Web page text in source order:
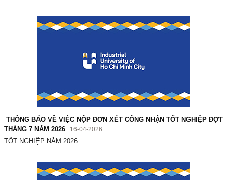
THÔNG BÁO VỀ VIỆC NỘP ĐƠN XÉT CÔNG NHẬN TỐT NGHIỆP ĐỢT
THÁNG 7 NĂM 2026
16-04-2026
TỐT NGHIỆP NĂM 2026